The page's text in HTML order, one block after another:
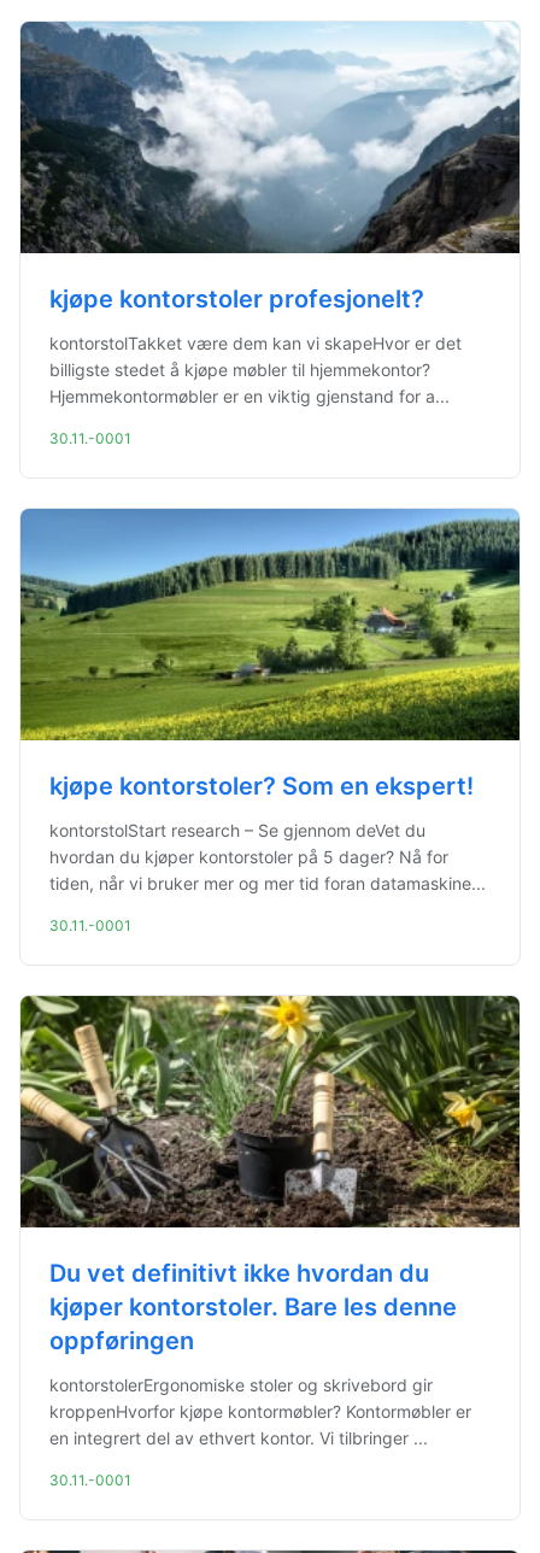
kjøpe kontorstoler profesjonelt?
kontorstolTakket være dem kan vi skapeHvor er det
billigste stedet å kjøpe møbler til hjemmekontor?
Hjemmekontormøbler er en viktig gjenstand for a...
30.11.-0001
kjøpe kontorstoler? Som en ekspert!
kontorstolStart research – Se gjennom deVet du
hvordan du kjøper kontorstoler på 5 dager? Nå for
tiden, når vi bruker mer og mer tid foran datamaskine...
30.11.-0001
Du vet definitivt ikke hvordan du
kjøper kontorstoler. Bare les denne
oppføringen
kontorstolerErgonomiske stoler og skrivebord gir
kroppenHvorfor kjøpe kontormøbler? Kontormøbler er
en integrert del av ethvert kontor. Vi tilbringer ...
30.11.-0001